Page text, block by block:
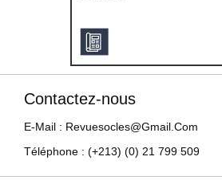
Contactez-nous
E-Mail : Revuesocles@gmail.com
Téléphone : (+213) (0) 21 799 509